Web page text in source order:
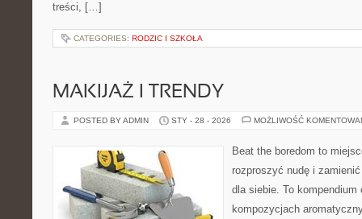
treści, […]
CATEGORIES: RODZIC I SZKOŁA
MAKIJAŻ I TRENDY
POSTED BY ADMIN STY - 28 - 2026 MOŻLIWOŚĆ
Beat the boredom to
rozproszyć nudę i
dla siebie. To kompendium
kompozycjach